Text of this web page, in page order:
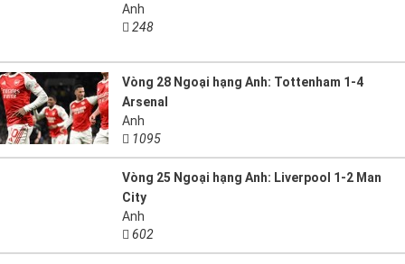
Anh
248
Vòng 28 Ngoại hạng Anh: Tottenham 1-4
Arsenal
Anh
1095
Vòng 25 Ngoại hạng Anh: Liverpool 1-2 Man
City
Anh
602